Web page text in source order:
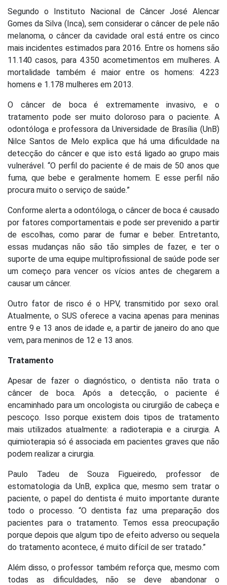
Segundo o Instituto Nacional de Câncer José Alencar
Gomes da Silva (Inca), sem considerar o câncer de pele não
melanoma, o câncer da cavidade oral está entre os cinco
mais incidentes estimados para 2016. Entre os homens são
11.140 casos, para 4.350 acometimentos em mulheres. A
mortalidade também é maior entre os homens: 4.223
homens e 1.178 mulheres em 2013.
O câncer de boca é extremamente invasivo, e o
tratamento pode ser muito doloroso para o paciente. A
odontóloga e professora da Universidade de Brasília (UnB)
Nilce Santos de Melo explica que há uma dificuldade na
detecção do câncer e que isto está ligado ao grupo mais
vulnerável. “O perfil do paciente é de mais de 50 anos que
fuma, que bebe e geralmente homem. E esse perfil não
procura muito o serviço de saúde.”
Conforme alerta a odontóloga, o câncer de boca é causado
por fatores comportamentais e pode ser prevenido a partir
de escolhas, como parar de fumar e beber. Entretanto,
essas mudanças não são tão simples de fazer, e ter o
suporte de uma equipe multiprofissional de saúde pode ser
um começo para vencer os vícios antes de chegarem a
causar um câncer.
Outro fator de risco é o HPV, transmitido por sexo oral.
Atualmente, o SUS oferece a vacina apenas para meninas
entre 9 e 13 anos de idade e, a partir de janeiro do ano que
vem, para meninos de 12 e 13 anos.
Tratamento
Apesar de fazer o diagnóstico, o dentista não trata o
câncer de boca. Após a detecção, o paciente é
encaminhado para um oncologista ou cirurgião de cabeça e
pescoço. Isso porque existem dois tipos de tratamento
mais utilizados atualmente: a radioterapia e a cirurgia. A
quimioterapia só é associada em pacientes graves que não
podem realizar a cirurgia.
Paulo Tadeu de Souza Figueiredo, professor de
estomatologia da UnB, explica que, mesmo sem tratar o
paciente, o papel do dentista é muito importante durante
todo o processo. “O dentista faz uma preparação dos
pacientes para o tratamento. Temos essa preocupação
porque depois que algum tipo de efeito adverso ou sequela
do tratamento acontece, é muito difícil de ser tratado.”
Além disso, o professor também reforça que, mesmo com
todas as dificuldades, não se deve abandonar o